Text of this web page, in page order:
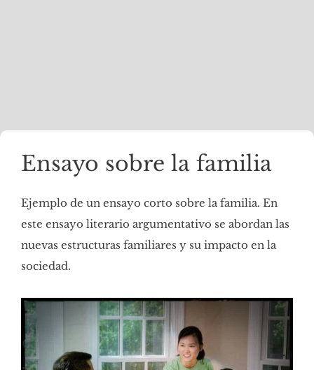
Ensayo sobre la familia
Ejemplo de un ensayo corto sobre la familia. En
este ensayo literario argumentativo se abordan las
nuevas estructuras familiares y su impacto en la
sociedad.